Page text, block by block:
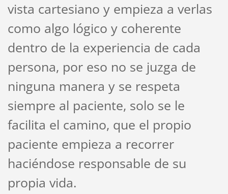
vista cartesiano y empieza a verlas
como algo lógico y coherente
dentro de la experiencia de cada
persona, por eso no se juzga de
ninguna manera y se respeta
siempre al paciente, solo se le
facilita el camino, que el propio
paciente empieza a recorrer
haciéndose responsable de su
propia vida.